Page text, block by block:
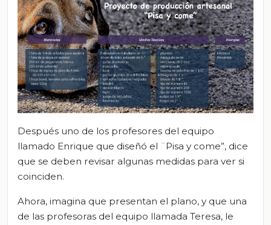
Después uno de los profesores del equipo
llamado Enrique que diseñó el ¨Pisa y come”, dice
que se deben revisar algunas medidas para ver si
coinciden.
Ahora, imagina que presentan el plano, y que una
de las profesoras del equipo llamada Teresa, le